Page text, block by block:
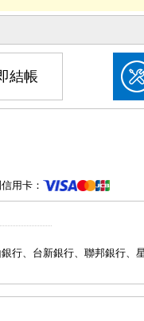
結帳
用卡：
行、台新銀行、聯邦銀行、